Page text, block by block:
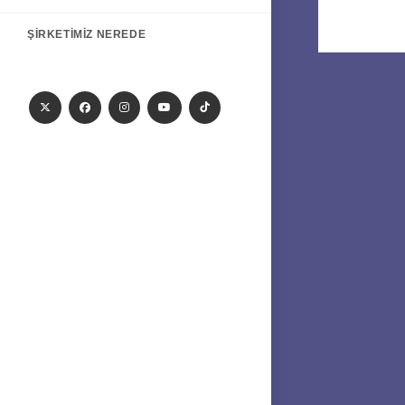
ŞIRKETIMIZ NEREDE